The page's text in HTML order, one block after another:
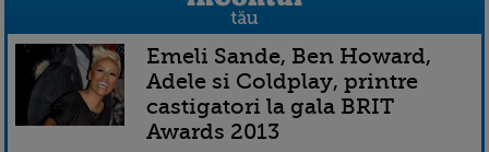
Emeli Sande, Ben Howard,
Adele si Coldplay, printre
castigatori la gala BRIT
Awards 2013